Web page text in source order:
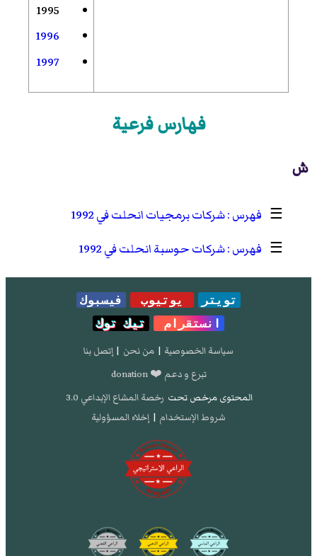
1995
1996
1997
فهارس فرعية
ش
☰
شركات برمجيات انحلت في 1992
☰
شركات حوسبة انحلت في 1992
تويتر يوتيوب
فيسبوك
انستقرام
تيك توك
سياسة الخصوصية | من نحن | إتصل بنا
تبرع و دعم ❤️ donation
المحتوى مرخص تحت رخصة المشاع الإبداعي 3.0
شروط الإستخدام | إخلاء المسؤولية